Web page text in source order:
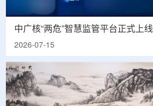
中广核“两危”智慧监管平台正式上线
2026-07-15